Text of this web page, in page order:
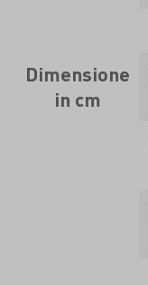
Dimensione
in cm